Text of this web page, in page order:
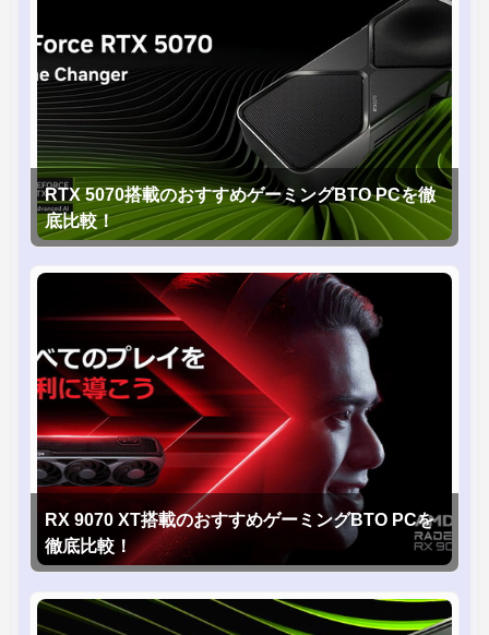
RTX 5070搭載のおすすめゲーミングBTO PCを徹
底比較！
RX 9070 XT搭載のおすすめゲーミングBTO PCを
徹底比較！